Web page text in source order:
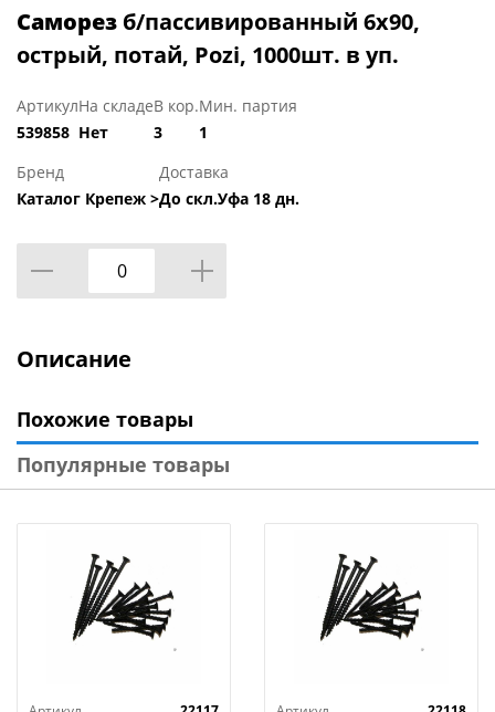
Саморез б/пассивированный 6х90,
острый, потай, Pozi, 1000шт. в уп.
Артикул
539858
На складе
Нет
В кор.
3
Мин. партия
1
Бренд
Каталог Крепеж >
Доставка
До скл.Уфа 18 дн.
Описание
Похожие товары
Популярные товары